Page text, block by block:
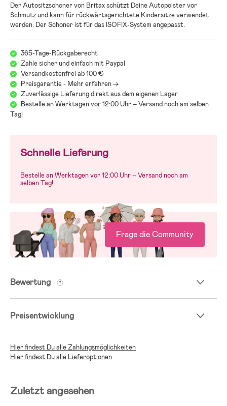
Der Autositzschoner von Britax schützt Deine Autopolster vor
Schmutz und kann für rückwärtsgerichtete Kindersitze verwendet
werden. Der Schoner ist für das ISOFIX-System angepasst.
365-Tage-Rückgaberecht
Zahle sicher und einfach mit Paypal
Versandkostenfrei ab 100 €
Preisgarantie - Mehr erfahren ->
Zuverlässige Lieferung direkt aus dem eigenen Lager
Bestelle an Werktagen vor 12:00 Uhr – Versand noch am selben
Tag!
Schnelle Lieferung
Bestelle an Werktagen vor 12:00 Uhr – Versand noch am
selben Tag!
Frage die Community
Bewertung
Preisentwicklung
Hier findest Du alle Zahlungsmöglichkeiten
Hier findest Du alle Lieferoptionen
Zuletzt angesehen